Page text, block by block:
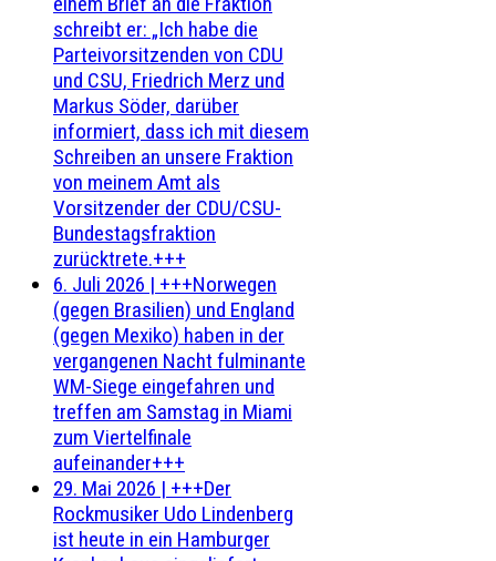
schreibt er: „Ich habe die
Parteivorsitzenden von CDU
und CSU, Friedrich Merz und
Markus Söder, darüber
informiert, dass ich mit diesem
Schreiben an unsere Fraktion
von meinem Amt als
Vorsitzender der CDU/CSU-
Bundestagsfraktion
zurücktrete.+++
6. Juli 2026 | +++Norwegen
(gegen Brasilien) und England
(gegen Mexiko) haben in der
vergangenen Nacht fulminante
WM-Siege eingefahren und
treffen am Samstag in Miami
zum Viertelfinale
aufeinander+++
29. Mai 2026 | +++Der
Rockmusiker Udo Lindenberg
ist heute in ein Hamburger